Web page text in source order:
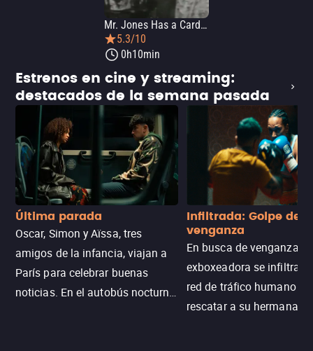
Mr. Jones Has a Card Party
5.3/10
0h10min
Estrenos en cine y streaming:
destacados de la semana pasada
Última parada
Oscar, Simon y Aïssa, tres
amigos de la infancia, viajan a
París para celebrar buenas
noticias. En el autobús nocturno
Infiltrada: Golpe de
venganza
En busca de venganza,
exboxeadora se infiltra
red de tráfico humano
rescatar a su hermana